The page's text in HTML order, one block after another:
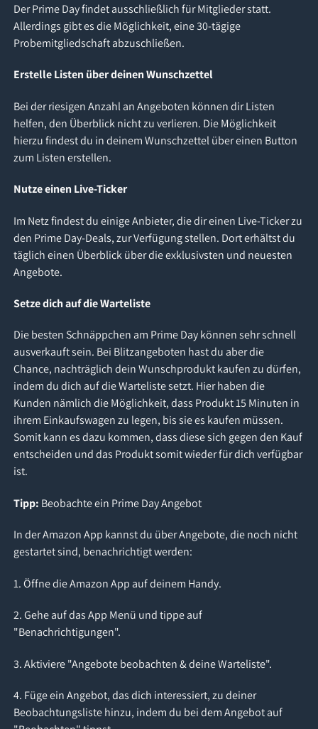
Der Prime Day findet ausschließlich für Mitglieder statt.
Allerdings gibt es die Möglichkeit, eine 30-tägige
Probemitgliedschaft abzuschließen.
Erstelle Listen über deinen Wunschzettel
Bei der riesigen Anzahl an Angeboten können dir Listen
helfen, den Überblick nicht zu verlieren. Die Möglichkeit
hierzu findest du in deinem Wunschzettel über einen Button
zum Listen erstellen.
Nutze einen Live-Ticker
Im Netz findest du einige Anbieter, die dir einen Live-Ticker zu
den Prime Day-Deals, zur Verfügung stellen. Dort erhältst du
täglich einen Überblick über die exklusivsten und neuesten
Angebote.
Setze dich auf die Warteliste
Die besten Schnäppchen am Prime Day können sehr schnell
ausverkauft sein. Bei Blitzangeboten hast du aber die
Chance, nachträglich dein Wunschprodukt kaufen zu dürfen,
indem du dich auf die Warteliste setzt. Hier haben die
Kunden nämlich die Möglichkeit, dass Produkt 15 Minuten in
ihrem Einkaufswagen zu legen, bis sie es kaufen müssen.
Somit kann es dazu kommen, dass diese sich gegen den Kauf
entscheiden und das Produkt somit wieder für dich verfügbar
ist.
Tipp: Beobachte ein Prime Day Angebot
In der Amazon App kannst du über Angebote, die noch nicht
gestartet sind, benachrichtigt werden:
1. Öffne die Amazon App auf deinem Handy.
2. Gehe auf das App Menü und tippe auf
"Benachrichtigungen".
3. Aktiviere "Angebote beobachten & deine Warteliste".
4. Füge ein Angebot, das dich interessiert, zu deiner
Beobachtungsliste hinzu, indem du bei dem Angebot auf